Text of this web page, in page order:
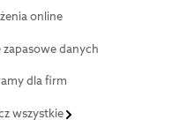
online
zapasowe danych
dla firm
wszystkie